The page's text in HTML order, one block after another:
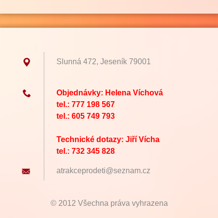
Slunná 472, Jeseník 79001
Objednávky: Helena Víchová
tel.: 777 198 567
tel.: 605 749 793
Technické dotazy: Jiří Vícha
tel.: 732 345 828
atrakceprodeti@seznam.cz
© 2012 Všechna práva vyhrazena